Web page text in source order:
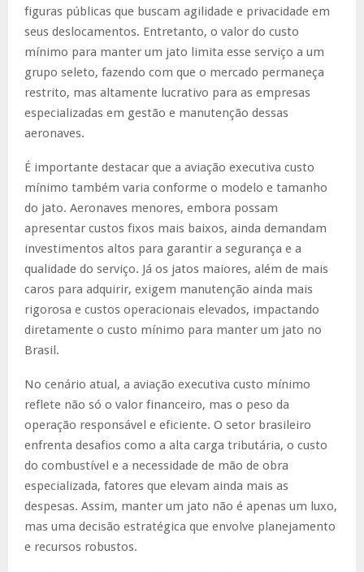
figuras públicas que buscam agilidade e privacidade em
seus deslocamentos. Entretanto, o valor do custo
mínimo para manter um jato limita esse serviço a um
grupo seleto, fazendo com que o mercado permaneça
restrito, mas altamente lucrativo para as empresas
especializadas em gestão e manutenção dessas
aeronaves.
É importante destacar que a aviação executiva custo
mínimo também varia conforme o modelo e tamanho
do jato. Aeronaves menores, embora possam
apresentar custos fixos mais baixos, ainda demandam
investimentos altos para garantir a segurança e a
qualidade do serviço. Já os jatos maiores, além de mais
caros para adquirir, exigem manutenção ainda mais
rigorosa e custos operacionais elevados, impactando
diretamente o custo mínimo para manter um jato no
Brasil.
No cenário atual, a aviação executiva custo mínimo
reflete não só o valor financeiro, mas o peso da
operação responsável e eficiente. O setor brasileiro
enfrenta desafios como a alta carga tributária, o custo
do combustível e a necessidade de mão de obra
especializada, fatores que elevam ainda mais as
despesas. Assim, manter um jato não é apenas um luxo,
mas uma decisão estratégica que envolve planejamento
e recursos robustos.